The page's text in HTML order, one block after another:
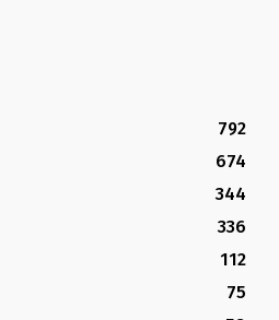
792
674
344
336
112
75